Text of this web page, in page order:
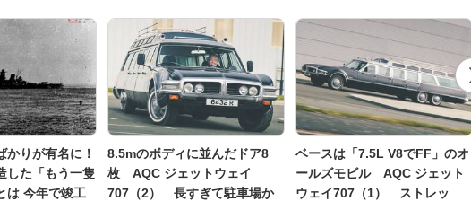
かりが有名に！
した「もう一隻
は 今年で竣工
8.5mのボディに並んだドア8
枚 AQC ジェットウェイ
707（2） 長すぎて駐車場か
ベースは「7.5L V8でFF」のオ
ールズモビル AQC ジェット
ウェイ707（1） ストレッ